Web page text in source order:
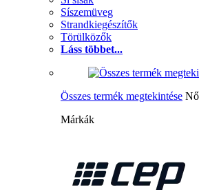
Síszemüveg
Strandkiegészítők
Törülközők
Láss többet...
Összes termék megtekintése
Márkák